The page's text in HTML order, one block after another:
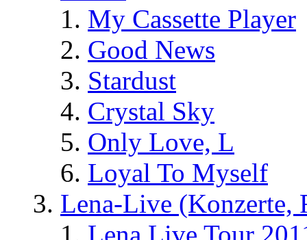
My Cassette Player
Good News
Stardust
Crystal Sky
Only Love, L
Loyal To Myself
Lena-Live (Konzerte,
Lena Live Tour